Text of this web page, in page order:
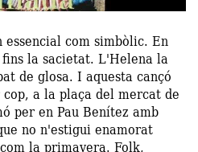
com simbòlic. En
la sacietat. L'Helena la
de glosa. I aquesta cançó
a la plaça del mercat de
per en Pau Benítez amb
no n'estigui enamorat
la primavera. Folk,